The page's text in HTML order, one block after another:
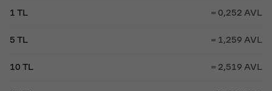
1 TL = 0,252 AVL
5 TL = 1,259 AVL
10 TL = 2,519 AVL